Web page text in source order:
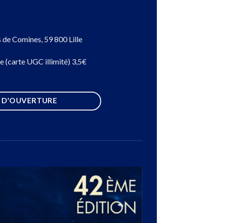
de Comines, 59 800 Lille
(carte UGC illimité) 3,5€